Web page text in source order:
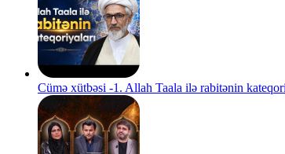
Cümə xütbəsi -1. Allah Taala ilə rabitənin